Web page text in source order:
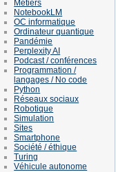
Métiers
NotebookLM
OC informatique
Ordinateur quantique
Pandémie
Perplexity AI
Podcast / conférences
Programmation /
langages / No code
Python
Réseaux sociaux
Robotique
Simulation
Sites
Smartphone
Société / éthique
Turing
Véhicule autonome